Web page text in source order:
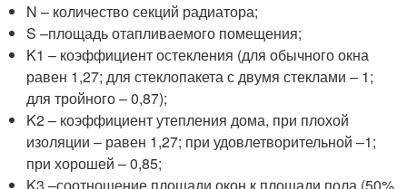
N – количество секций радиатора;
S –площадь отапливаемого помещения;
K1 – коэффициент остекления (для обычного окна
равен 1,27; для стеклопакета с двумя стеклами – 1;
для тройного – 0,87);
K2 – коэффициент утепления дома, при плохой
изоляции – равен 1,27; при удовлетворительной –1;
при хорошей – 0,85;